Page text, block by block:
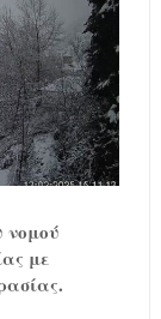
νομού
με